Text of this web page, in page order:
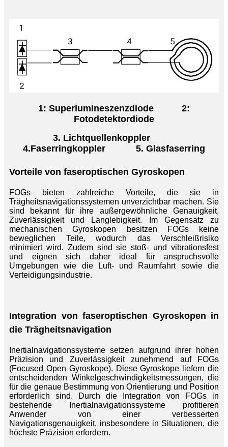
1: Superlumineszenzdiode
2:
Fotodetektordiode
3. Lichtquellenkoppler
4.Faserringkoppler 5. Glasfaserring
Vorteile von faseroptischen Gyroskopen
FOGs bieten zahlreiche Vorteile, die sie in
Trägheitsnavigationssystemen unverzichtbar machen. Sie
sind bekannt für ihre außergewöhnliche Genauigkeit,
Zuverlässigkeit und Langlebigkeit. Im Gegensatz zu
mechanischen Gyroskopen besitzen FOGs keine
beweglichen Teile, wodurch das Verschleißrisiko
minimiert wird. Zudem sind sie stoß- und vibrationsfest
und eignen sich daher ideal für anspruchsvolle
Umgebungen wie die Luft- und Raumfahrt sowie die
Verteidigungsindustrie.
Integration von faseroptischen Gyroskopen in
die Trägheitsnavigation
Inertialnavigationssysteme setzen aufgrund ihrer hohen
Präzision und Zuverlässigkeit zunehmend auf FOGs
(Focused Open Gyroskope). Diese Gyroskope liefern die
entscheidenden Winkelgeschwindigkeitsmessungen, die
für die genaue Bestimmung von Orientierung und Position
erforderlich sind. Durch die Integration von FOGs in
bestehende Inertialnavigationssysteme profitieren
Anwender von einer verbesserten
Navigationsgenauigkeit, insbesondere in Situationen, die
höchste Präzision erfordern.